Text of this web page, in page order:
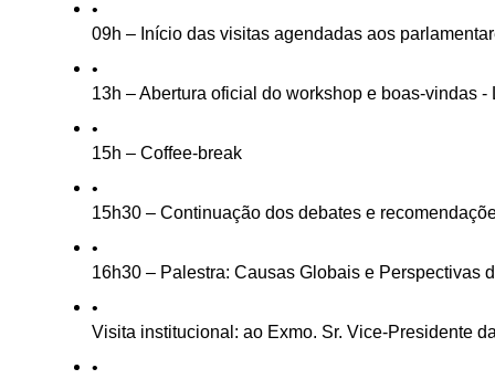
09h – Início das visitas agendadas aos
13h – Abertura oficial do workshop e boas-vindas
15h – Coffee-break
15h30 – Continuação dos debates e
16h30 – Palestra: Causas Globais e Perspectivas
Visita institucional: ao Exmo. Sr. Vice-Presidente